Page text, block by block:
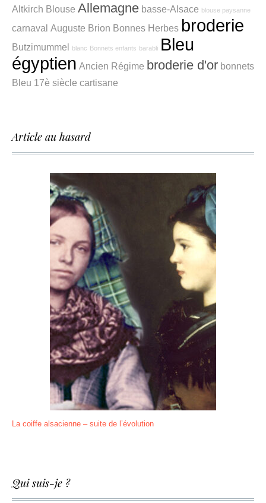
Altkirch Blouse Allemagne basse-Alsace blouse paysanne
carnaval Auguste Brion Bonnes Herbes broderie
Butzimummel blanc Bonnets enfants barabli Bleu
égyptien Ancien Régime broderie d'or bonnets
Bleu 17è siècle cartisane
Article au hasard
La coiffe alsacienne – suite de l’évolution
Qui suis-je ?